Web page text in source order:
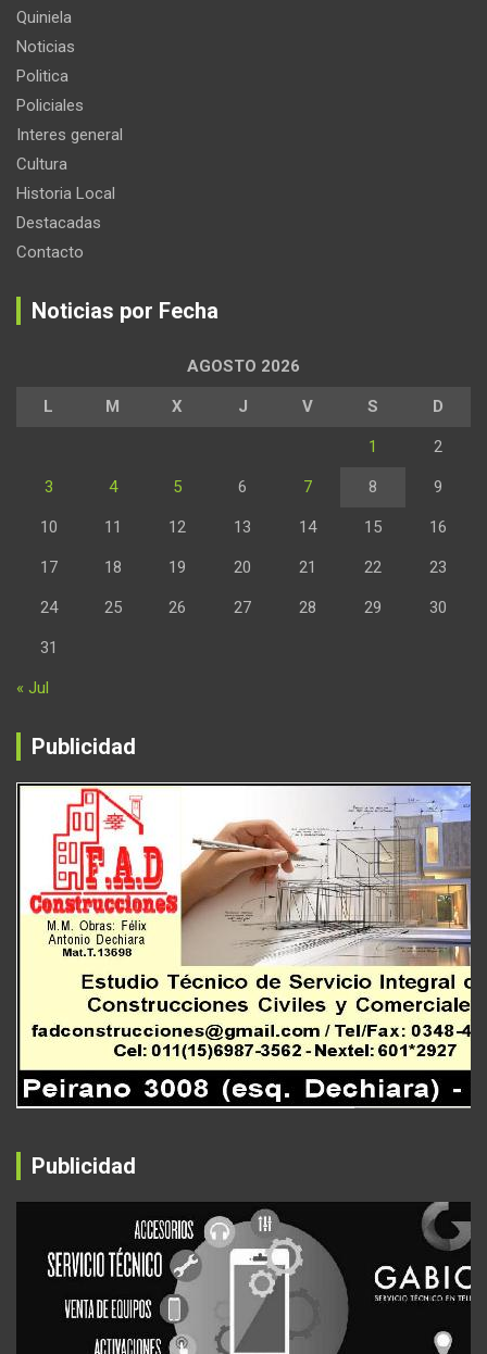
Quiniela
Noticias
Politica
Policiales
Interes general
Cultura
Historia Local
Destacadas
Contacto
Noticias por Fecha
AGOSTO 2026
L M X J V S D
1 2
3 4 5 6 7 8 9
10 11 12 13 14 15 16
17 18 19 20 21 22 23
24 25 26 27 28 29 30
31
« Jul
Publicidad
Publicidad